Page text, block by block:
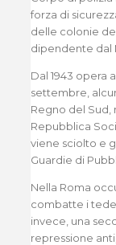
forza di
delle colonie
dipendente dal
Dal 1943 opera
settembre,
Regno del Sud,
Repubblica
viene sciolto e
Guardie di
Nella Roma
combatte i
invece, una
repressione